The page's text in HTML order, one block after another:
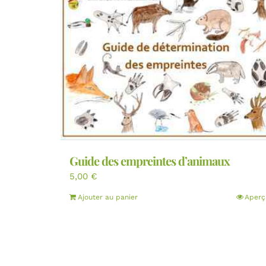
Guide des empreintes d’animaux
5,00 €
Ajouter au panier